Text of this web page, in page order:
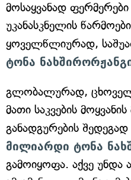
მოსაყვანად ფერმერები
უკანასკნელის
ყოველწლიურად,
ტონა
გლობალურად,
მათი საკვების
განადგურების
მილიარდი ტონა
გამოიყოფა. აქვე უნდა